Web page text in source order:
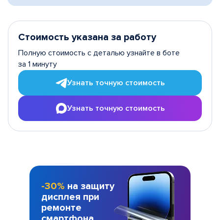
Стоимость указана за работу
Полную стоимость с деталью узнайте в боте
за 1 минуту
Узнать точную стоимость
Узнать точную стоимость
-30% на защиту
дисплея при
ремонте